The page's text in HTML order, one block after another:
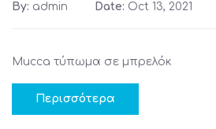
By: admin Date: Oct 13, 2021
Mucca τύπωμα σε μπρελόκ
Περισσότερα